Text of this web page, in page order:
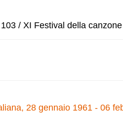
/ XI Festival della
28 gennaio 1961 - 06